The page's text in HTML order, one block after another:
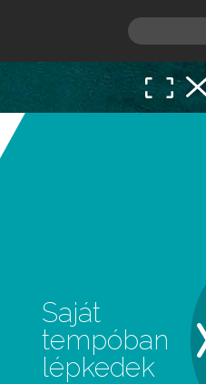
Saját
tempóban
lépkedek